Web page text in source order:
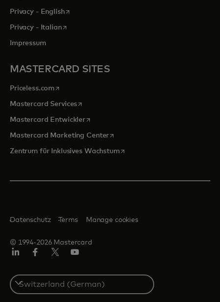
Privacy - Englishwird in einer neuen Registerkarte geöffnet
Privacy - Italianwird in einer neuen Registerkarte geöffnet
Impressum
MASTERCARD SITES
Priceless.com wird in einer neuen Registerkarte geöffnet
Mastercard Serviceswird in einer neuen Registerkarte geöffnet
Mastercard Entwicklerwird in einer neuen Registerkarte
Mastercard Marketing Centerwird in einer neuen
Zentrum für Inklusives Wachstumwird in einer neuen
© 1994-2026 Mastercard
Datenschutz Terms Manage cookies
Select
a
country